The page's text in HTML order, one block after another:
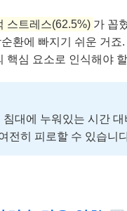
스트레스(62.5%) 가 꼽
환에 빠지기 쉬운 거
핵심 요소로 인식해야
대에 누워있는 시간
전히 피로할 수 있습니